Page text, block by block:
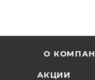
О
АКЦИИ